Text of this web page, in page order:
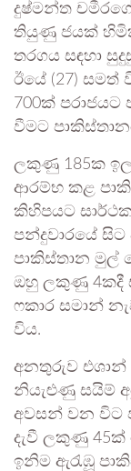
දුෂ්මන්ත
තියුණු ජයක්
තරගය සඳහා
ඊයේ (27) සමත්
700ක්
වීමට
ලකුණු 185ක
ආරම්භ කළ
කිහිපයට
පන්දුවාරයේ
පාකිස්තාන මුල්
ඔහු ලකුණු 4කදී
ෆකාර සමාන්
විය.
අනතුරුව එශාන්
නියැළුණු සයිම්
අවසන් වන විට
දැවී ලකුණු 45ක්
ඉනිම ඇරැඹූ